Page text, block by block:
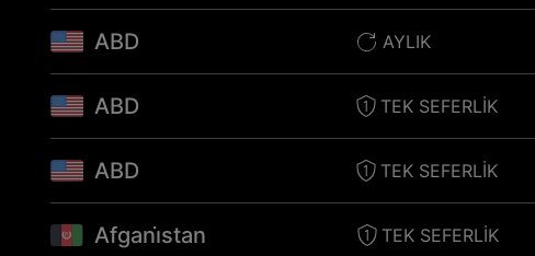
ABD AYLIK
ABD TEK SEFERLIK
ABD TEK SEFERLIK
Afgani̇stan TEK SEFERLIK